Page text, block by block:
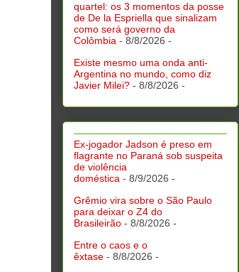
quartel: os 3 momentos da posse
de De la Espriella que sinalizam
como será governo da
Colômbia - 8/8/2026 -
Existe mesmo uma onda anti-
Argentina no mundo, como diz
Javier Milei? - 8/8/2026 -
Ex-jogador Jadson é preso em
flagrante no Paraná sob suspeita
de violência
doméstica - 8/9/2026 -
Grêmio vira sobre o São Paulo
para deixar o Z4 do
Brasileirão - 8/8/2026 -
Entre o caos e o
êxtase - 8/8/2026 -